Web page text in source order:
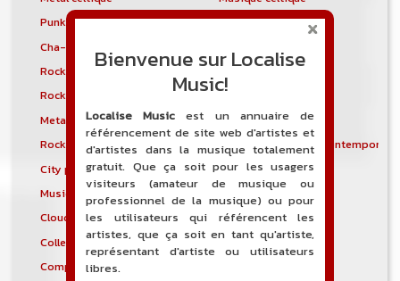
Punk celtique
Rock celtique
Cha-cha-cha
Rock chilien
Chillwave
Rock chinois
Chiptune
Metal chrétien
Punk chrétien
Rock chrétien
Musique chrétienne
City pop
Classic rag
Musique classique
Glitch
Cloud rap
Cold wave
College rock
Rock communiste
Complextro
Bienvenue sur Localise
Music!
Localise Music est un annuaire de
référencement de site web d'artistes et
d'artistes dans la musique totalement
gratuit. Que ça soit pour les usagers
visiteurs (amateur de musique ou
professionnel de la musique) ou pour
les utilisateurs qui référencent les
artistes, que ça soit en tant qu'artiste,
représentant d'artiste ou utilisateurs
libres.